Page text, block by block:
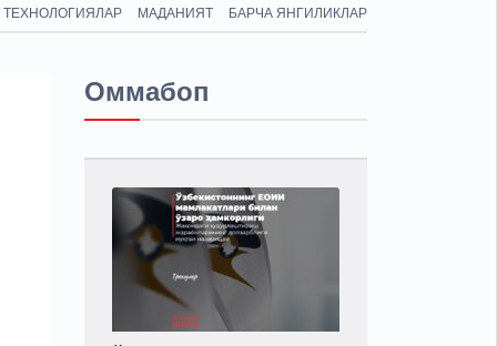
ТЕХНОЛОГИЯЛАР МАДАНИЯТ БАРЧА ЯНГИЛИКЛАР
Оммабоп